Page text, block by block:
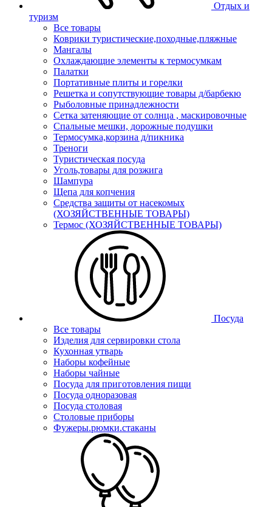
Отдых и
туризм
Все товары
Коврики туристические,походные,пляжные
Мангалы
Охлаждающие элементы к термосумкам
Палатки
Портативные плиты и горелки
Решетка и сопутствующие товары д/барбекю
Рыболовные принадлежности
Сетка затеняющие от солнца , маскировочные
Спальные мешки, дорожные подушки
Термосумка,корзина д/пикника
Треноги
Туристическая посуда
Уголь,товары для розжига
Шампура
Щепа для копчения
Средства защиты от насекомых
(ХОЗЯЙСТВЕННЫЕ ТОВАРЫ)
Термос (ХОЗЯЙСТВЕННЫЕ ТОВАРЫ)
Посуда
Все товары
Изделия для сервировки стола
Кухонная утварь
Наборы кофейные
Наборы чайные
Посуда для приготовления пищи
Посуда одноразовая
Посуда столовая
Столовые приборы
Фужеры.рюмки.стаканы